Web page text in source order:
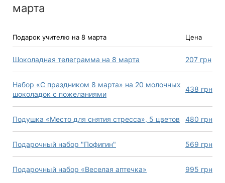
марта
Подарок учителю на 8 марта Цена
Шоколадная телеграмма на 8 марта 207 грн
Набор «С праздником 8 марта» на 20 молочных
шоколадок с пожеланиями
438 грн
Подушка «Место для снятия стресса», 5 цветов 480 грн
Подарочный набор "Пофигин" 569 грн
Подарочный набор «Веселая аптечка» 995 грн